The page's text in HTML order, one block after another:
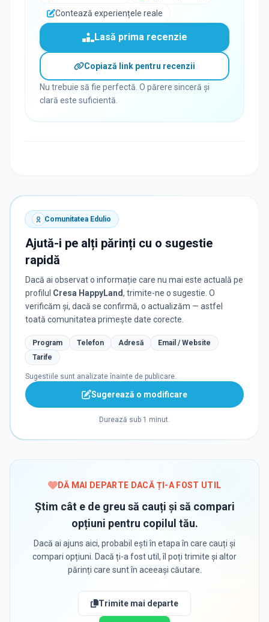
Contează experiențele reale
Lasă prima recenzie
Copiază link pentru recenzii
Nu trebuie să fie perfectă. O părere sinceră și
clară este suficientă.
Comunitatea Edulio
Ajută-i pe alți părinți cu o sugestie
rapidă
Dacă ai observat o informație care nu mai este actuală pe
profilul Cresa HappyLand, trimite-ne o sugestie. O
verificăm și, dacă se confirmă, o actualizăm — astfel
toată comunitatea primește date corecte.
Program Telefon Adresă
Email / Website
Tarife
Sugestiile sunt analizate înainte de publicare.
Sugerează o modificare
Durează sub 1 minut.
DĂ MAI DEPARTE DACĂ ȚI-A FOST UTIL
Știm cât e de greu să cauți și să compari
opțiuni pentru copilul tău.
Dacă ai ajuns aici, probabil ești în etapa în care cauți și
compari opțiuni. Dacă ți-a fost util, îl poți trimite și altor
părinți care sunt în aceeași căutare.
Trimite mai departe